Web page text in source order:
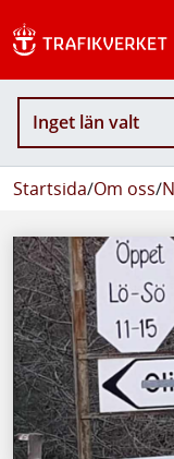
Inget län valt
Startsida/Om oss/